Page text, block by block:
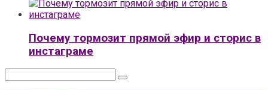
Почему тормозит прямой эфир и сторис в
инстаграме